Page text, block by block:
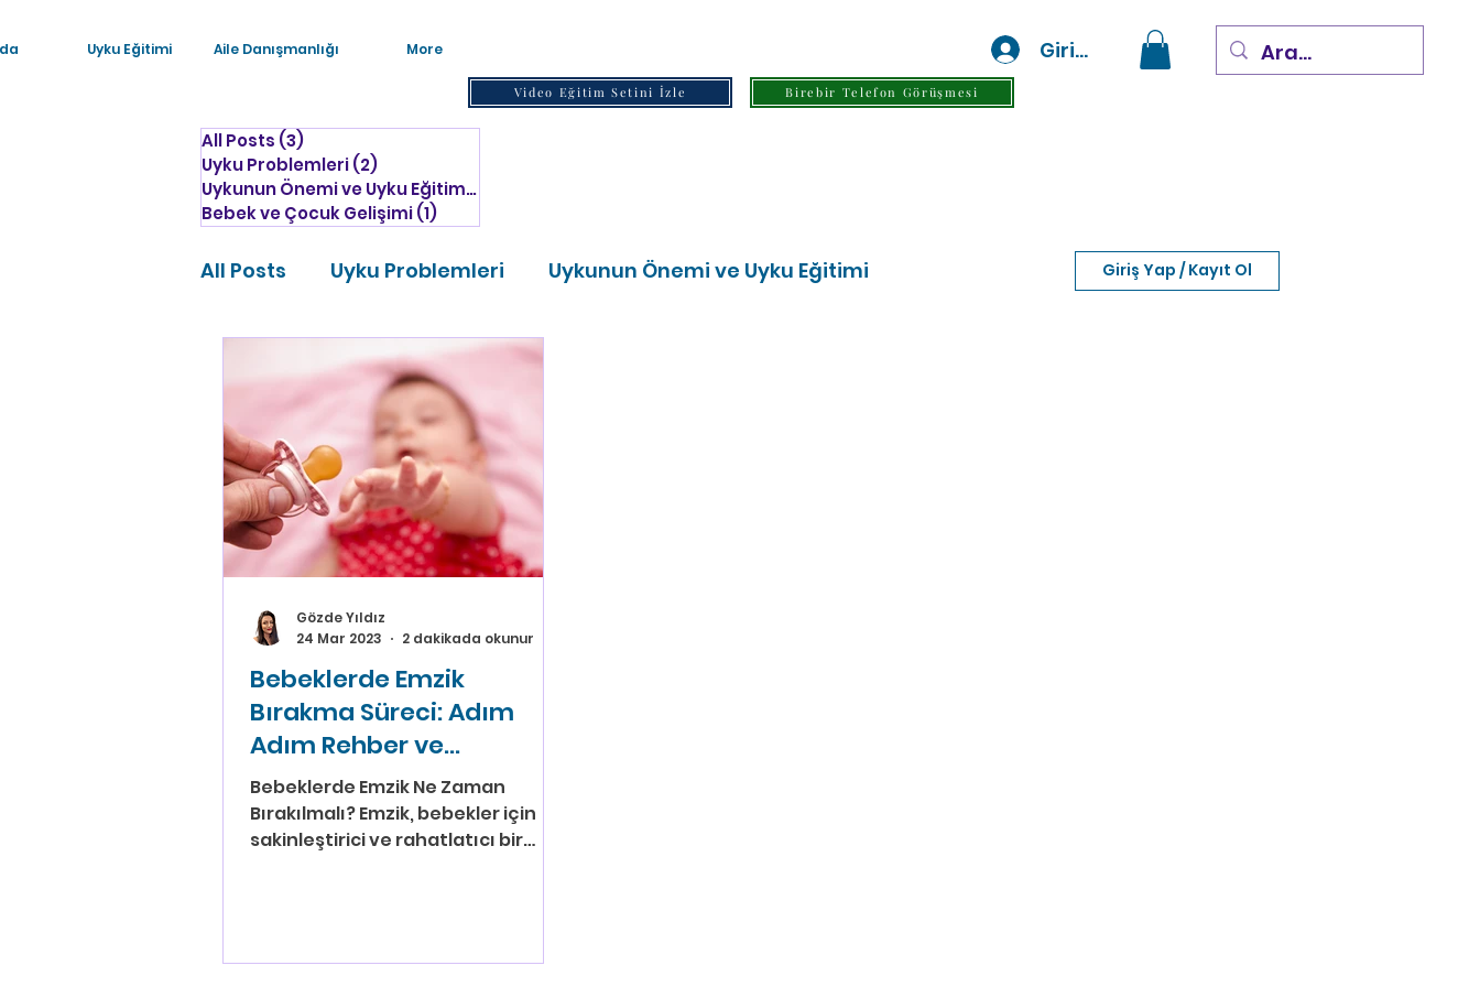
Uyku Eğitimi Aile Danışmanlığı More Giriş Yap
Video Eğitim Setini İzle Birebir Telefon Görüşmesi
All Posts (3)
Uyku Problemleri(2)
Uykunun Önemi ve Uyku Eğitimi(1)
Bebek ve Çocuk Gelişimi(1)
All Posts Uyku Problemleri Uykunun Önemi ve Uyku Eğitimi
Bebek ve Çocuk Gelişimi
Giriş Yap / Kayıt Ol
Bebeklerde Emzik
Bırakma Süreci: Adım
Adım Rehber ve
Uygulama İpuçları |
Gözde Yıldız
Bebeklerde Emzik Ne Zaman
Bırakılmalı? Emzik, bebekler için
sakinleştirici ve rahatlatıcı bir
Gözde Yıldız
24 Mar 2023
2 dakikada okunur